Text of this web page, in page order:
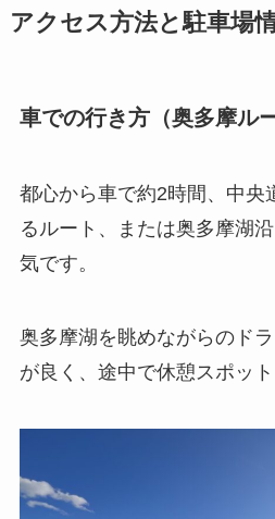
アクセス方法と駐車場
車での行き方（奥多摩ル
都心から車で約2時間、中央
るルート、または奥多摩湖
気です。
奥多摩湖を眺めながらのド
が良く、途中で休憩スポット